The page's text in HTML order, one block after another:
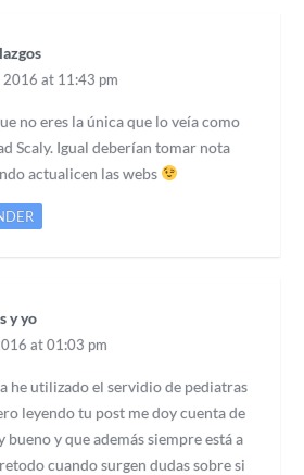
2016 at 11:43 pm
no eres la única que lo veía como
Scaly. Igual deberían tomar nota
actualicen las webs
y yo
at 01:03 pm
he utilizado el servidio de pediatras
leyendo tu post me doy cuenta de
bueno y que además siempre está a
cuando surgen dudas sobre si